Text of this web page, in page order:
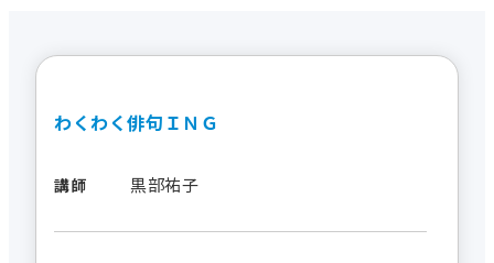
わくわく俳句ＩＮＧ
講師 黒部祐子